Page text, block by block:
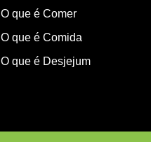
O que é Comer
O que é Comida
O que é Desjejum